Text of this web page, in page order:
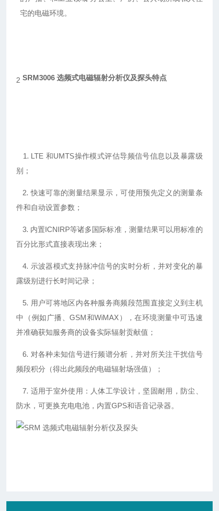
宅的电磁环境。
2 SRM3006 选频式电磁辐射分析仪及探头特点
1. LTE 和UMTS操作模式评估导频信号信息以及暴露级
别；
2. 快速可靠的测量结果显示，可使用预先定义的测量条
件和自动设置参数；
3. 内置ICNIRP等诸多国际标准，测量结果可以用标准的
百分比形式直接表现出来；
4. 示波器模式支持脉冲信号的实时分析，并对变化的暴
露级别进行长时间记录；
5. 用户可将地区内各种服务商频段范围直接定义到主机
中（例如广播、GSM和WiMAX），在环境测量中可迅速
并准确获知服务商的设备实际辐射贡献值；
6. 对各种未知信号进行频谱分析，并对所关注干扰信号
频段积分（得出此频段的电磁辐射场强值）；
7. 适用于室外使用：人体工学设计，坚固耐用，防尘、
防水，可更换充电电池，内置GPS和语音记录器。